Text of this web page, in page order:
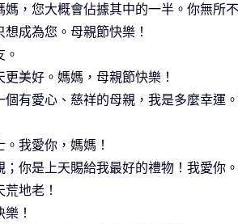
，您大概會佔據其中的一半。你無所不
成為您。母親節快樂！
美好。媽媽，母親節快樂！
有愛心、慈祥的母親，我是多麼幸運
我愛你，媽媽！
你是上天賜給我最好的禮物！我愛你。
地老！
！